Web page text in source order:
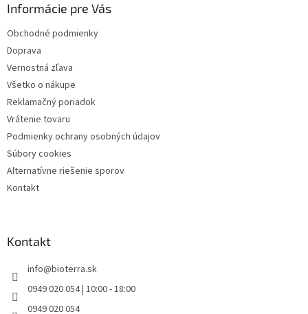
Informácie pre Vás
Obchodné podmienky
Doprava
Vernostná zľava
Všetko o nákupe
Reklamačný poriadok
Vrátenie tovaru
Podmienky ochrany osobných údajov
Súbory cookies
Alternatívne riešenie sporov
Kontakt
Kontakt
info@bioterra.sk
0949 020 054 | 10:00 - 18:00
0949 020 054